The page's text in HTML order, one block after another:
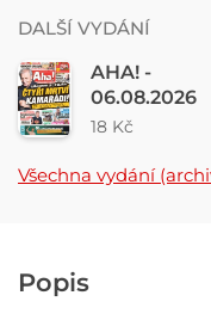
DALŠÍ VYDÁNÍ
AHA! -
06.08.2026
18 Kč
Všechna vydání
Popis